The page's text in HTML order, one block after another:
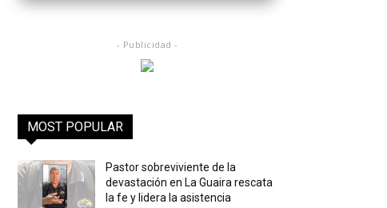
- Publicidad -
MOST POPULAR
Pastor sobreviviente de la
devastación en La Guaira rescata
la fe y lidera la asistencia